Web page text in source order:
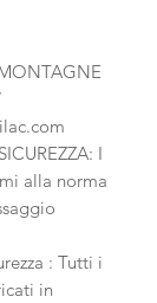
I
alla norma
: Tutti i
in